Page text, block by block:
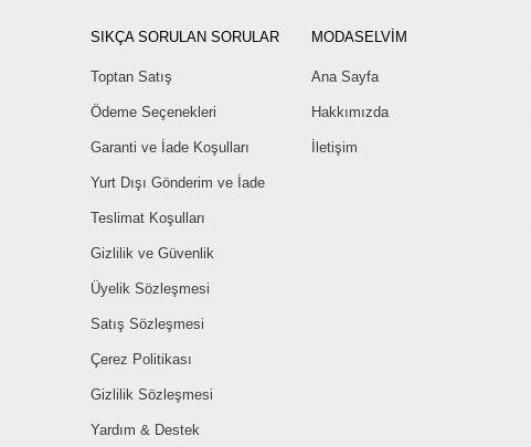
SIKÇA SORULAN SORULAR
Toptan Satış
Ödeme Seçenekleri
Garanti ve İade Koşulları
Yurt Dışı Gönderim ve İade
Teslimat Koşulları
Gizlilik ve Güvenlik
Üyelik Sözleşmesi
Satış Sözleşmesi
Çerez Politikası
Gizlilik Sözleşmesi
Yardım & Destek
MODASELVİM
Ana Sayfa
Hakkımızda
İletişim